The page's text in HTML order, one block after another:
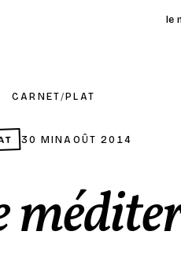
le
CARNET/ PLAT
30 MIN AOÛT 2014